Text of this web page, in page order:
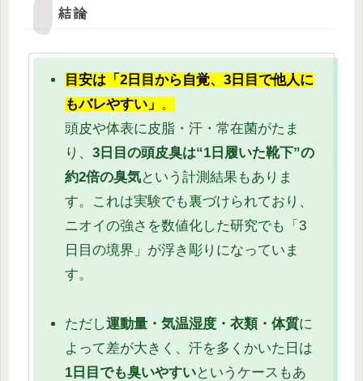
結論
目安は「2日目から自覚、3日目で他人に
もバレやすい」 。
頭皮や体表に皮脂・汗・常在菌がたま
り、3日目の頭皮臭は“1日履いた靴下”の
約2倍の臭気という計測結果もありま
す。これは実験でも裏づけられており、
ニオイの強さを数値化した研究でも「3
日目の境界」が浮き彫りになっていま
す。
ただし運動量・気温湿度・衣類・体質に
よって差が大きく、汗を多くかいた日は
1日目でも臭いやすいというケースもあ